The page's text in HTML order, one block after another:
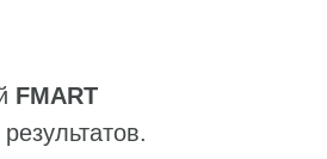
FMART